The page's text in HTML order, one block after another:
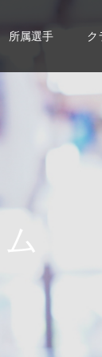
所属選手 ク
ム